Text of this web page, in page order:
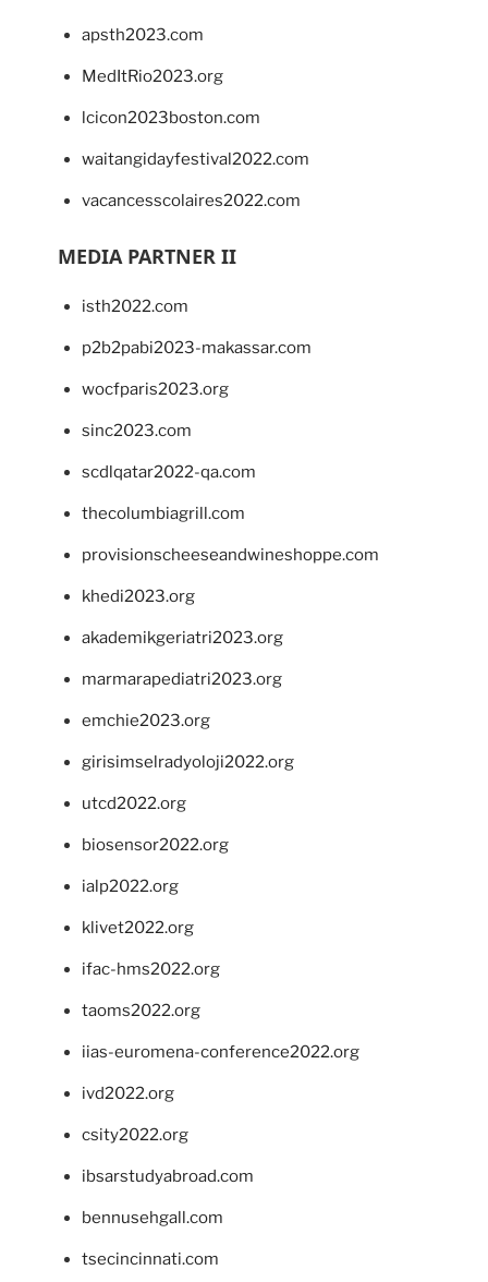
apsth2023.com
MedItRio2023.org
lcicon2023boston.com
waitangidayfestival2022.com
vacancesscolaires2022.com
MEDIA PARTNER II
isth2022.com
p2b2pabi2023-makassar.com
wocfparis2023.org
sinc2023.com
scdlqatar2022-qa.com
thecolumbiagrill.com
provisionscheeseandwineshoppe.com
khedi2023.org
akademikgeriatri2023.org
marmarapediatri2023.org
emchie2023.org
girisimselradyoloji2022.org
utcd2022.org
biosensor2022.org
ialp2022.org
klivet2022.org
ifac-hms2022.org
taoms2022.org
iias-euromena-conference2022.org
ivd2022.org
csity2022.org
ibsarstudyabroad.com
bennusehgall.com
tsecincinnati.com